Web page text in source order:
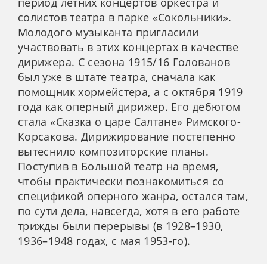
солистов театра в парке «Сокольники».
Молодого музыканта пригласили
участвовать в этих концертах в качестве
дирижера. С сезона 1915/16 Голованов
был уже в штате театра, сначала как
помощник хормейстера, а с октября 1919
года как оперный дирижер. Его дебютом
стала «Сказка о царе Салтане» Римского-
Корсакова. Дирижирование постепенно
вытеснило композиторские планы.
Поступив в Большой театр на время,
чтобы практически познакомиться со
спецификой оперного жанра, остался там,
по сути дела, навсегда, хотя в его работе
трижды были перерывы (в 1928–1930,
1936–1948 годах, с мая 1953-го).